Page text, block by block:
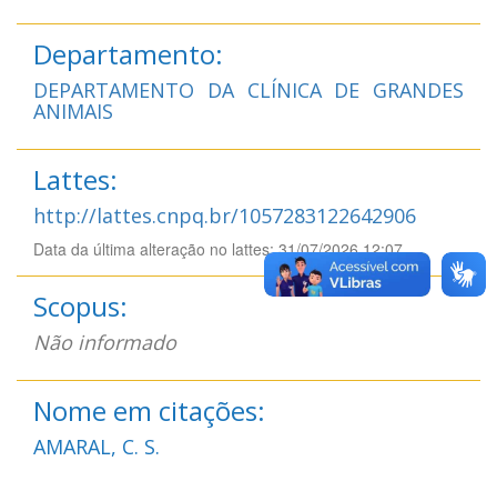
Departamento:
DEPARTAMENTO DA CLÍNICA DE GRANDES
ANIMAIS
Lattes:
http://lattes.cnpq.br/1057283122642906
Data da última alteração no lattes: 31/07/2026 12:07
Scopus:
Não informado
Nome em citações:
AMARAL, C. S.